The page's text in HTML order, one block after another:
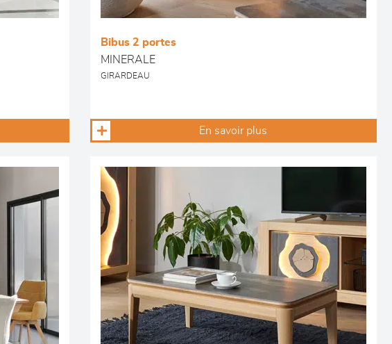
Bibus 2 portes
MINERALE
GIRARDEAU
En savoir plus